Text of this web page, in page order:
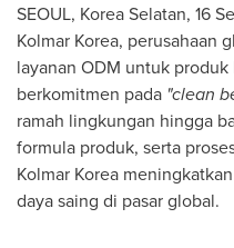
SEOUL, KoreaSelatan, 16
Kolmar Korea, perusahaan
layanan ODM untuk
berkomitmen pada "clean
ramah lingkungan hingga
formula produk, serta
Kolmar Korea
daya saing di pasar global.